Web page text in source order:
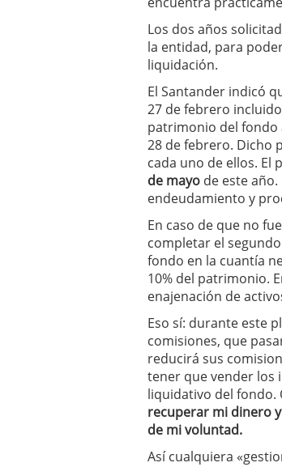
Los dos años
la entidad, para
liquidación.
El Santander indicó
27 de febrero
patrimonio del fondo
28 de febrero. Dicho
cada uno de ellos. El
de mayo de este
endeudamiento y
En caso de que no
completar el
fondo en la cuantía
10% del patrimonio.
enajenación de
Eso sí: durante este
comisiones, que
reducirá sus
tener que vender los
liquidativo del fondo.
recuperar mi dinero
de mi voluntad.
Así cualquiera